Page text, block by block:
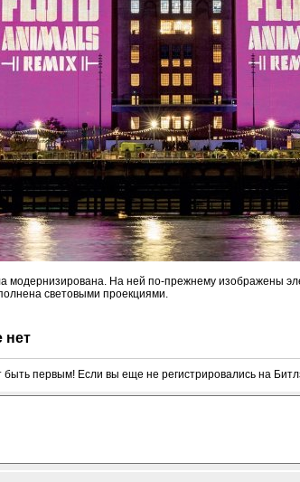
модернизирована. На ней по-прежнему изображены
световыми проекциями.
нет
первым! Если вы еще не регистрировались на